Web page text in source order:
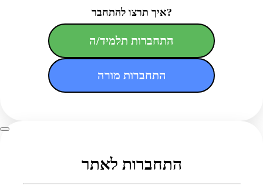
איך תרצו להתחבר?
התחברות תלמיד/ה
התחברות מורה
התחברות לאתר